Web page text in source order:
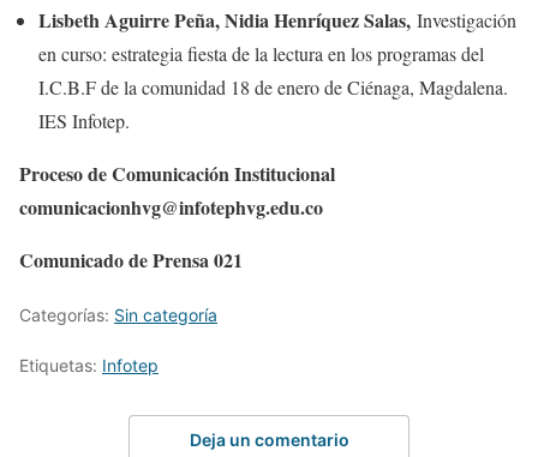
Lisbeth Aguirre Peña, Nidia Henríquez Salas, Investigación
en curso: estrategia fiesta de la lectura en los programas del
I.C.B.F de la comunidad 18 de enero de Ciénaga, Magdalena.
IES Infotep.
Proceso de Comunicación Institucional
comunicacionhvg@infotephvg.edu.co
Comunicado de Prensa 021
Categorías: Sin categoría
Etiquetas: Infotep
Deja un comentario